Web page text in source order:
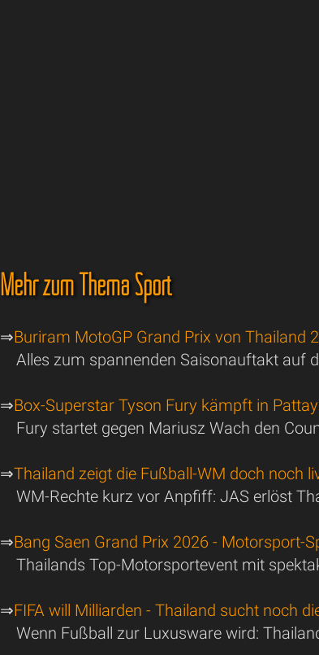
Mehr zum Thema Sport
⇒Buriram MotoGP Grand Prix von Thailand
Alles zum spannenden Saisonauftakt auf
⇒Box-Superstar Tyson Fury kämpft in
Fury startet gegen Mariusz Wach den
⇒Thailand zeigt die Fußball-WM doch noch
WM-Rechte kurz vor Anpfiff: JAS erlöst
⇒Bang Saen Grand Prix 2026 - Motorsport-
Thailands Top-Motorsportevent mit
⇒FIFA will Milliarden - Thailand sucht noch
Wenn Fußball zur Luxusware wird: